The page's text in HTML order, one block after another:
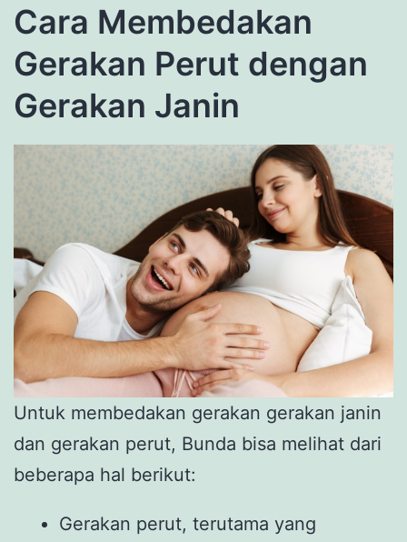
Cara Membedakan
Gerakan Perut dengan
Gerakan Janin
Untuk membedakan gerakan gerakan janin
dan gerakan perut, Bunda bisa melihat dari
beberapa hal berikut:
Gerakan perut, terutama yang